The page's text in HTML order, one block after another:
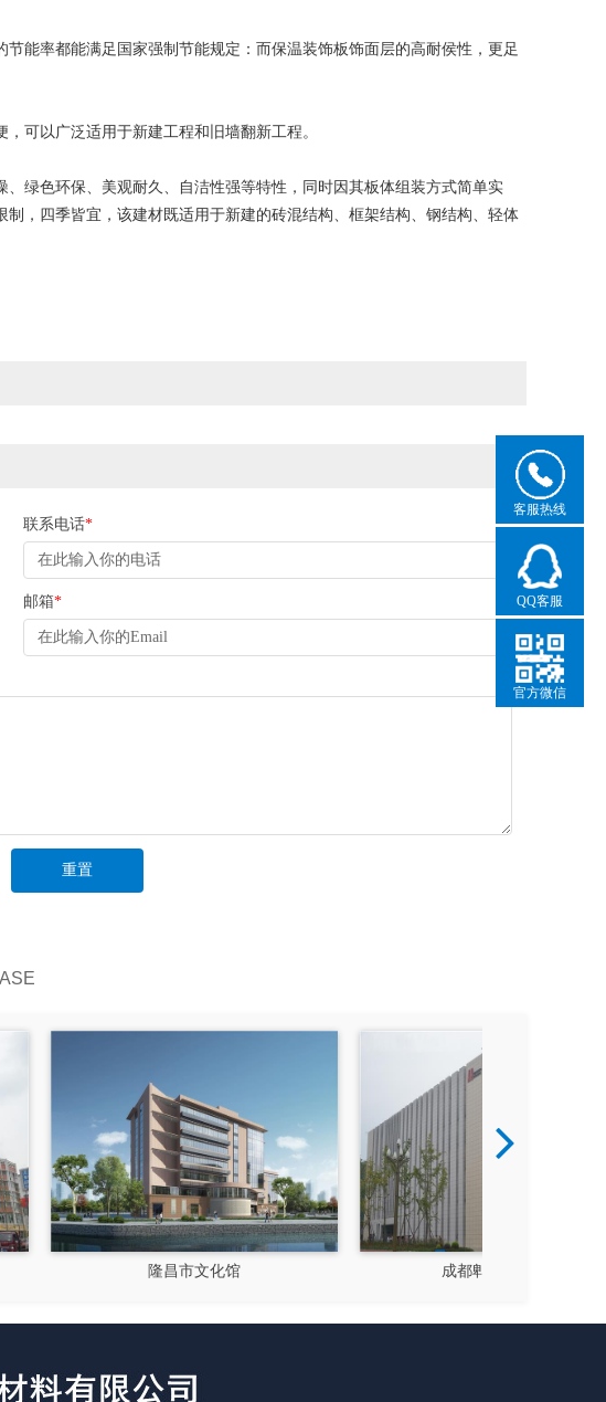
率都能满足国家强制节能规定：而保温装饰板饰面层的高耐侯性，更足
可以广泛适用于新建工程和旧墙翻新工程。
色环保、美观耐久、自洁性强等特性，同时因其板体组装方式简单实
，四季皆宜，该建材既适用于新建的砖混结构、框架结构、钢结构、轻体
联系电话*
邮箱*
客服热线
QQ客服
官方微信